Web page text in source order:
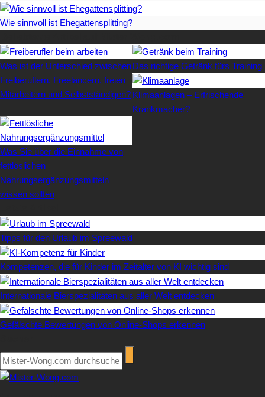
Wie sinnvoll ist Ehegattensplitting?
Was ist der Unterschied zwischen
Freiberuflern, Freelancern, freien
Mitarbeitern und Selbstständigen?
Das richtige Getränk fürs Training
Klimaanlagen – Erfrischende
Krankmacher?
Was Sie über die Einnahme von
fettlöslichen
Nahrungsergänzungsmitteln
wissen sollten
Tipps für den Urlaub im Spreewald
Kompetenzen, die für Kinder im Zeitalter von KI wichtig sind
Internationale Bierspezialitäten aus aller Welt entdecken
Gefälschte Bewertungen von Online-Shops erkennen